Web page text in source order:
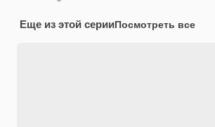
Еще из этой серииПосмотреть все